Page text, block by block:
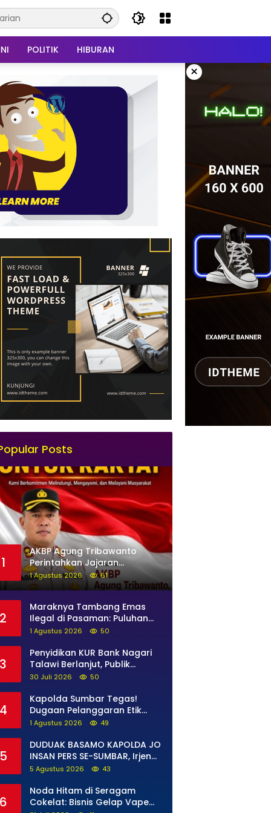
POLITIK HIBURAN
×
Posts
1
AKBP Agung Tribawanto
Perintahkan Jajaran
Persempit Ruang Gerak
Bandar Narkoba di Pasaman
1 Agustus 2026 61
2
Maraknya Tambang Emas
Ilegal di Pasaman: Puluhan
Unit Excavator Merusak Alam,
Lolo
1 Agustus 2026 50
3
Penyidikan KUR Bank Nagari
Talawi Berlanjut, Publik
Menanti Kejelasan Siapa yang
30 Juli 2026 50
4
Kapolda Sumbar Tegas!
Dugaan Pelanggaran Etik
Anggota Diproses Tanpa
AKBP F Dipercepat
1 Agustus 2026 49
5
DUDUAK BASAMO KAPOLDA JO
INSAN PERS SE-SUMBAR, Irjen
Pol. Djati Wiyoto Abadhy
bagi Pelanggar Hukum di
Internal Polri
5 Agustus 2026 43
6
Noda Hitam di Seragam
Cokelat: Bisnis Gelap Vape